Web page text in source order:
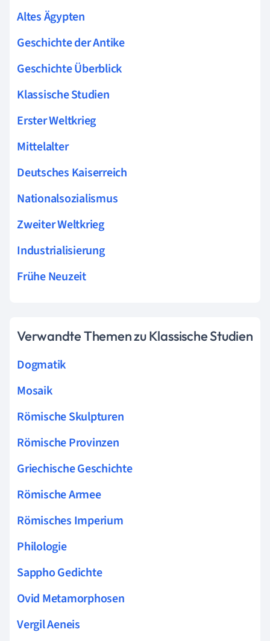
Altes Ägypten
Geschichte der Antike
Geschichte Überblick
Klassische Studien
Erster Weltkrieg
Mittelalter
Deutsches Kaiserreich
Nationalsozialismus
Zweiter Weltkrieg
Industrialisierung
Frühe Neuzeit
Verwandte Themen zu Klassische Studien
Dogmatik
Mosaik
Römische Skulpturen
Römische Provinzen
Griechische Geschichte
Römische Armee
Römisches Imperium
Philologie
Sappho Gedichte
Ovid Metamorphosen
Vergil Aeneis